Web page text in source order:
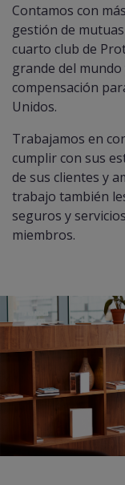
Contamos con
gestión de
cuarto club de
grande del
compensación
Unidos.
Trabajamos en
cumplir con sus
de sus clientes y
trabajo también
seguros y
miembros.